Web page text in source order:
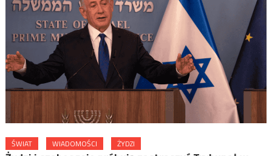
ŚWIAT WIADOMOŚCI ŻYDZI